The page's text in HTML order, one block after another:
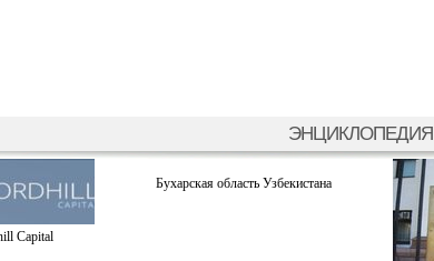
ЭНЦИКЛОПЕДИЯ
Capital
Бухарская область Узбекистана